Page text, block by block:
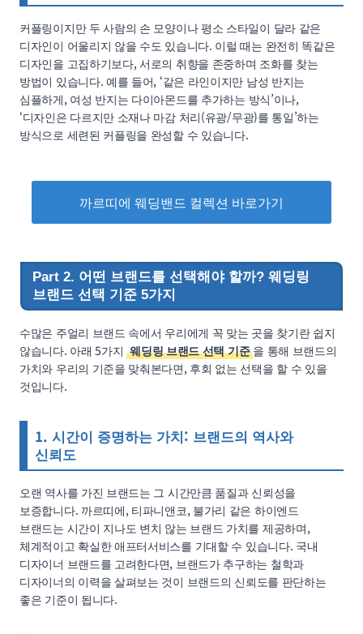
커플링이지만 두 사람의 손 모양이나 평소 스타일이 달라 같은
디자인이 어울리지 않을 수도 있습니다. 이럴 때는 완전히 똑같은
디자인을 고집하기보다, 서로의 취향을 존중하며 조화를 찾는
방법이 있습니다. 예를 들어, ‘같은 라인이지만 남성 반지는
심플하게, 여성 반지는 다이아몬드를 추가하는 방식’이나,
‘디자인은 다르지만 소재나 마감 처리(유광/무광)를 통일’하는
방식으로 세련된 커플링을 완성할 수 있습니다.
까르띠에 웨딩밴드 컬렉션 바로가기
Part 2. 어떤 브랜드를 선택해야 할까? 웨딩링
브랜드 선택 기준 5가지
수많은 주얼리 브랜드 속에서 우리에게 꼭 맞는 곳을 찾기란 쉽지
않습니다. 아래 5가지 웨딩링 브랜드 선택 기준 을 통해 브랜드의
가치와 우리의 기준을 맞춰본다면, 후회 없는 선택을 할 수 있을
것입니다.
1. 시간이 증명하는 가치: 브랜드의 역사와
신뢰도
오랜 역사를 가진 브랜드는 그 시간만큼 품질과 신뢰성을
보증합니다. 까르띠에, 티파니앤코, 불가리 같은 하이엔드
브랜드는 시간이 지나도 변치 않는 브랜드 가치를 제공하며,
체계적이고 확실한 애프터서비스를 기대할 수 있습니다. 국내
디자이너 브랜드를 고려한다면, 브랜드가 추구하는 철학과
디자이너의 이력을 살펴보는 것이 브랜드의 신뢰도를 판단하는
좋은 기준이 됩니다.